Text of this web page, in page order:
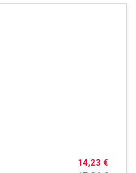
14,23 €